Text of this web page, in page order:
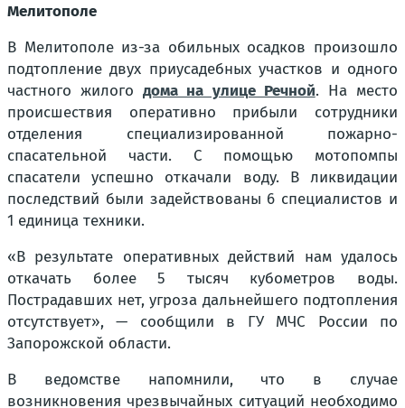
Мелитополе
В Мелитополе из-за обильных осадков произошло
подтопление двух приусадебных участков и одного
частного жилогодома на улице Речной. На место
происшествия оперативно прибыли сотрудники
отделения специализированной пожарно-
спасательной части. С помощью мотопомпы
спасатели успешно откачали воду. В ликвидации
последствий были задействованы 6 специалистов и
1 единица техники.
«В результате оперативных действий нам удалось
откачать более 5 тысяч кубометров воды.
Пострадавших нет, угроза дальнейшего подтопления
отсутствует», — сообщили в ГУ МЧС России по
Запорожской области.
В ведомстве напомнили, что в случае
возникновения чрезвычайных ситуаций необходимо